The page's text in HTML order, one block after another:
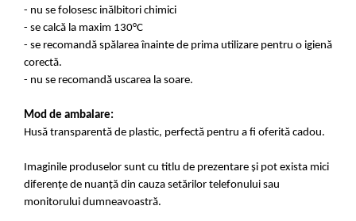
- nu se folosesc inălbitori chimici
- se calcă la maxim 130°C
- se recomandă spălarea înainte de prima utilizare pentru o igienă
corectă.
- nu se recomandă uscarea la soare.
Mod de ambalare:
Husă transparentă de plastic, perfectă pentru a fi oferită cadou.
Imaginile produselor sunt cu titlu de prezentare și pot exista mici
diferențe de nuanță din cauza setărilor telefonului sau
monitorului dumneavoastră.